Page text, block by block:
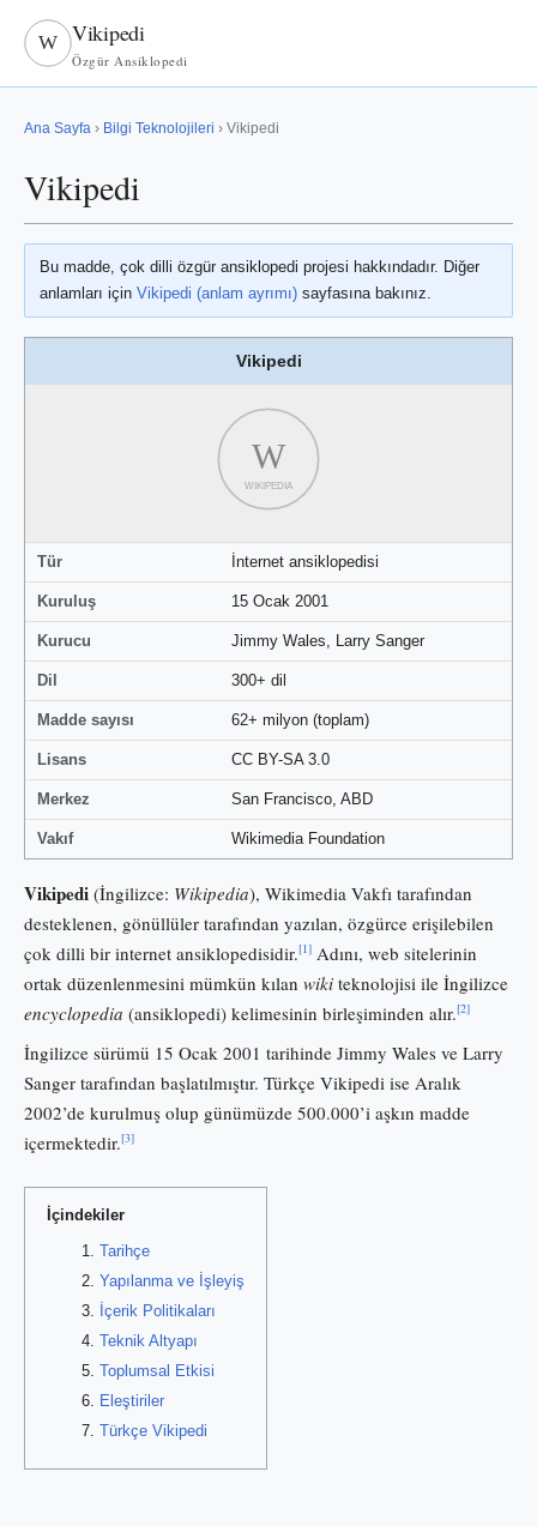
W Vikipedi
Özgür Ansiklopedi
Ana Sayfa › Bilgi Teknolojileri › Vikipedi
Vikipedi
Bu madde, çok dilli özgür ansiklopedi projesi hakkındadır. Diğer
anlamları için Vikipedi (anlam ayrımı) sayfasına bakınız.
Vikipedi
W
WIKIPEDIA
Tür İnternet ansiklopedisi
Kuruluş 15 Ocak 2001
Kurucu Jimmy Wales, Larry Sanger
Dil 300+ dil
Madde sayısı 62+ milyon (toplam)
Lisans CC BY-SA 3.0
Merkez San Francisco, ABD
Vakıf Wikimedia Foundation
Vikipedi (İngilizce: Wikipedia), Wikimedia Vakfı tarafından
desteklenen, gönüllüler tarafından yazılan, özgürce erişilebilen
çok dilli bir internet ansiklopedisidir.[1] Adını, web sitelerinin
ortak düzenlenmesini mümkün kılan wiki teknolojisi ile İngilizce
encyclopedia (ansiklopedi) kelimesinin birleşiminden alır.[2]
İngilizce sürümü 15 Ocak 2001 tarihinde Jimmy Wales ve Larry
Sanger tarafından başlatılmıştır. Türkçe Vikipedi ise Aralık
2002’de kurulmuş olup günümüzde 500.000’i aşkın madde
içermektedir.[3]
İçindekiler
Tarihçe
Yapılanma ve İşleyiş
İçerik Politikaları
Teknik Altyapı
Toplumsal Etkisi
Eleştiriler
Türkçe Vikipedi